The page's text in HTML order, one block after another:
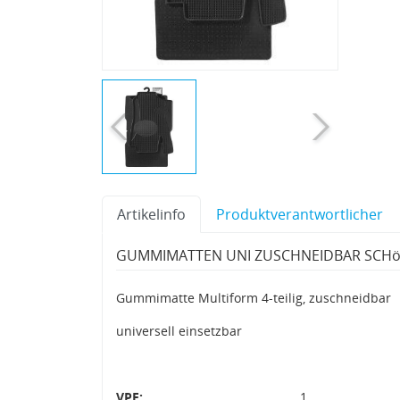
Artikelinfo Produktverantwortlicher
GUMMIMATTEN UNI ZUSCHNEIDBAR
Gummimatte Multiform 4-teilig, zuschneidbar
universell einsetzbar
VPE: 1